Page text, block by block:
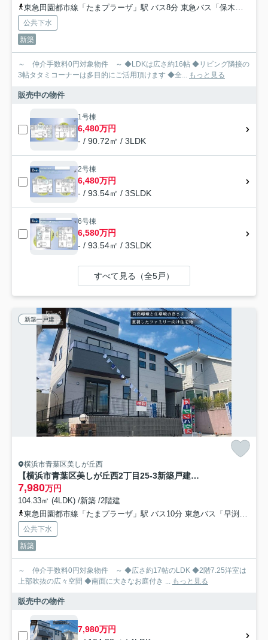
東急田園都市線「たまプラーザ」駅 バス8分 東急バス「保木薬師前」 停歩2分
公共下水
新築
～ 仲介手数料0円対象物件 ～ ◆LDKは広さ約16帖 ◆リビング隣接の
3帖タタミコーナーは多目的にご活用頂けます ◆全... もっと見る
販売中の物件
1号棟
6,480万円
- / 90.72㎡ / 3LDK
2号棟
6,480万円
- / 93.54㎡ / 3SLDK
6号棟
6,580万円
- / 93.54㎡ / 3SLDK
すべて見る（全5戸）
新築一戸建
横浜市青葉区美しが丘西
【横浜市青葉区美しが丘西2丁目25-3新築戸建て】★仲介手数料無料★（美しが丘西小学校・美しが丘中学校）
7,980万円
104.33㎡ (4LDK) /新築 /2階建
東急田園都市線「たまプラーザ」駅 バス10分 東急バス「早渕台公園」 停歩2分
公共下水
新築
～ 仲介手数料0円対象物件 ～ ◆広さ約17帖のLDK ◆2階7.25洋室は
上部吹抜の広々空間 ◆南面に大きなお庭付き ... もっと見る
販売中の物件
7,980万円